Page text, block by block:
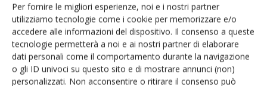
Per fornire le migliori esperienze, noi e i nostri partner
utilizziamo tecnologie come i cookie per memorizzare e/o
accedere alle informazioni del dispositivo. Il consenso a queste
tecnologie permetterà a noi e ai nostri partner di elaborare
dati personali come il comportamento durante la navigazione
o gli ID univoci su questo sito e di mostrare annunci (non)
personalizzati. Non acconsentire o ritirare il consenso può
Rimani aggiornato sul mondo
dell’agricoltura
Iscriviti alle nostre newsletter